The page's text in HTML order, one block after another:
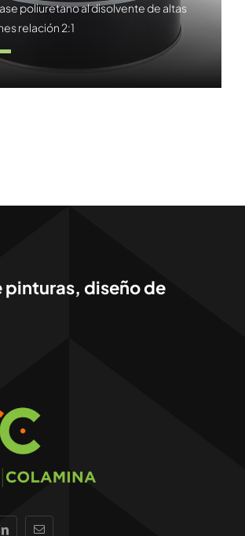
poliuretano al disolvente de altas
relación 2:1
diseño de